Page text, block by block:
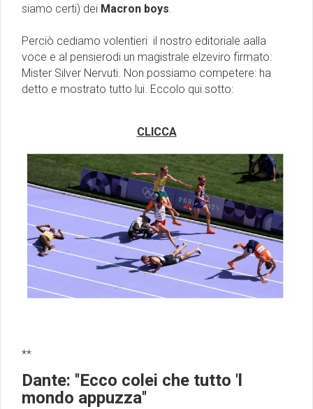
siamo certi) dei Macron boys.
Perciò cediamo volentieri il nostro editoriale aalla
voce e al pensierodi un magistrale elzeviro firmato:
Mister Silver Nervuti. Non possiamo competere: ha
detto e mostrato tutto lui. Eccolo qui sotto:
CLICCA
**
Dante: ''Ecco colei che tutto 'l
mondo appuzza''